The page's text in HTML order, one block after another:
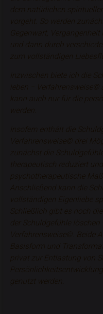
dem natürlichen
vorgeht. So werden
Gegenwart,
und dann durch
zum vollständigen
Inzwischen biete ich die
leben − Verfahrensweise©
kann auch nur für die
werden.
Insofern enthält die
Verfahrensweise© drei
zunächst die
therapeutisch reduziert
psychotherapeutische
Anschließend kann die
vollständigen Eigenliebe
Schließlich gibt es noch
der Schuldgefühle löschen
Verfahrensweise©
. Beide
Basisform und
privat zur Entlastung von
genutzt werden.